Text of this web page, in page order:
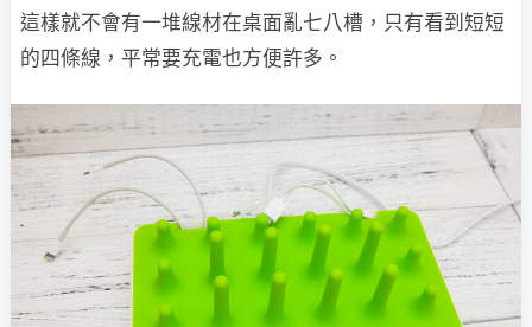
這樣就不會有一堆線材在桌面亂七八槽，只有看到短短
的四條線，平常要充電也方便許多。